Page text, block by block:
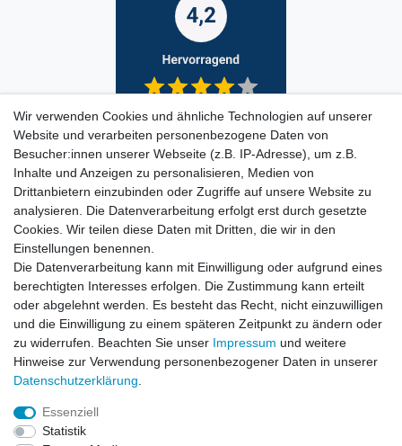
Wir verwenden Cookies und ähnliche Technologien auf unserer
Website und verarbeiten personenbezogene Daten von
Besucher:innen unserer Webseite (z.B. IP-Adresse), um z.B.
Inhalte und Anzeigen zu personalisieren, Medien von
Drittanbietern einzubinden oder Zugriffe auf unsere Website zu
analysieren. Die Datenverarbeitung erfolgt erst durch gesetzte
Cookies. Wir teilen diese Daten mit Dritten, die wir in den
Einstellungen benennen.
Die Datenverarbeitung kann mit Einwilligung oder aufgrund eines
berechtigten Interesses erfolgen. Die Zustimmung kann erteilt
oder abgelehnt werden. Es besteht das Recht, nicht einzuwilligen
und die Einwilligung zu einem späteren Zeitpunkt zu ändern oder
zu widerrufen. Beachten Sie unser Impressum und weitere
Hinweise zur Verwendung personenbezogener Daten in unserer
Daten­schutz­erklärung
Essenziell
Statistik